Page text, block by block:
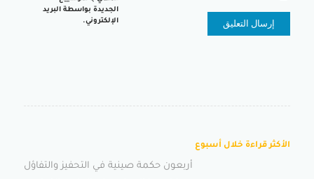
الجديدة بواسطة البريد
الإلكتروني.
الأكثر قراءة خلال أسبوع
أربعون حكمة صينية في التحفيز والتفاؤل